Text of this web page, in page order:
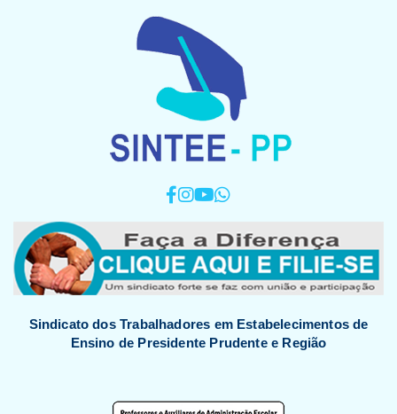
Sindicato dos Trabalhadores em Estabelecimentos de
Ensino de Presidente Prudente e Região